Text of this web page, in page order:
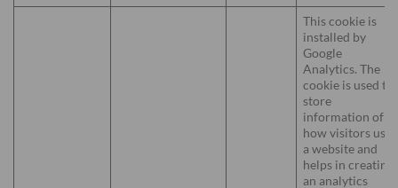
This cookie is
installed by
Google
Analytics. The
cookie is used to
store
information of
how visitors use
a website and
helps in creating
an analytics